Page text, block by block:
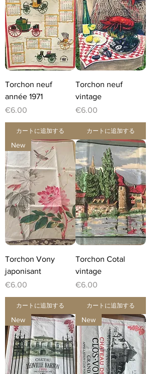
Torchon neuf
année 1971
価格
€6.00
カートに追加する
Torchon neuf
vintage
価格
€6.00
カートに追加する
New
Torchon Vony
japonisant
価格
€6.00
カートに追加する
Torchon Cotal
vintage
価格
€6.00
カートに追加する
New New